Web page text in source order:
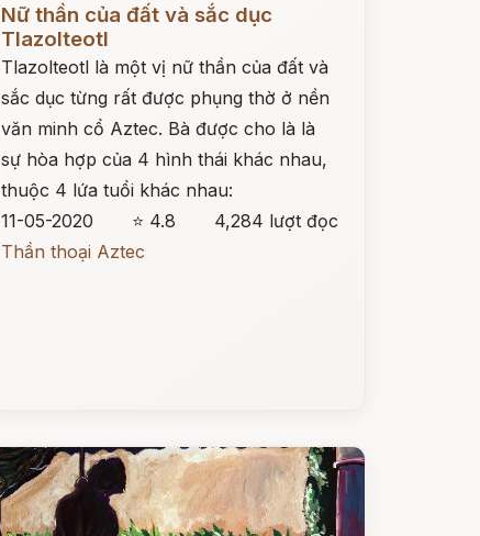
Nữ thần của đất và sắc dục
Tlazolteotl
Tlazolteotl là một vị nữ thần của đất và
sắc dục từng rất được phụng thờ ở nền
văn minh cổ Aztec. Bà được cho là là
sự hòa hợp của 4 hình thái khác nhau,
thuộc 4 lứa tuổi khác nhau:
11-05-2020
⭐ 4.8
4,284 lượt đọc
Thần thoại Aztec